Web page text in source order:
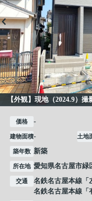
【外観】現地（2024.9）
価格 -
建物面積- 土地
築年数 新築
所在地 愛知県名古屋市緑
交通 名鉄名古屋本線 「
名鉄名古屋本線 「